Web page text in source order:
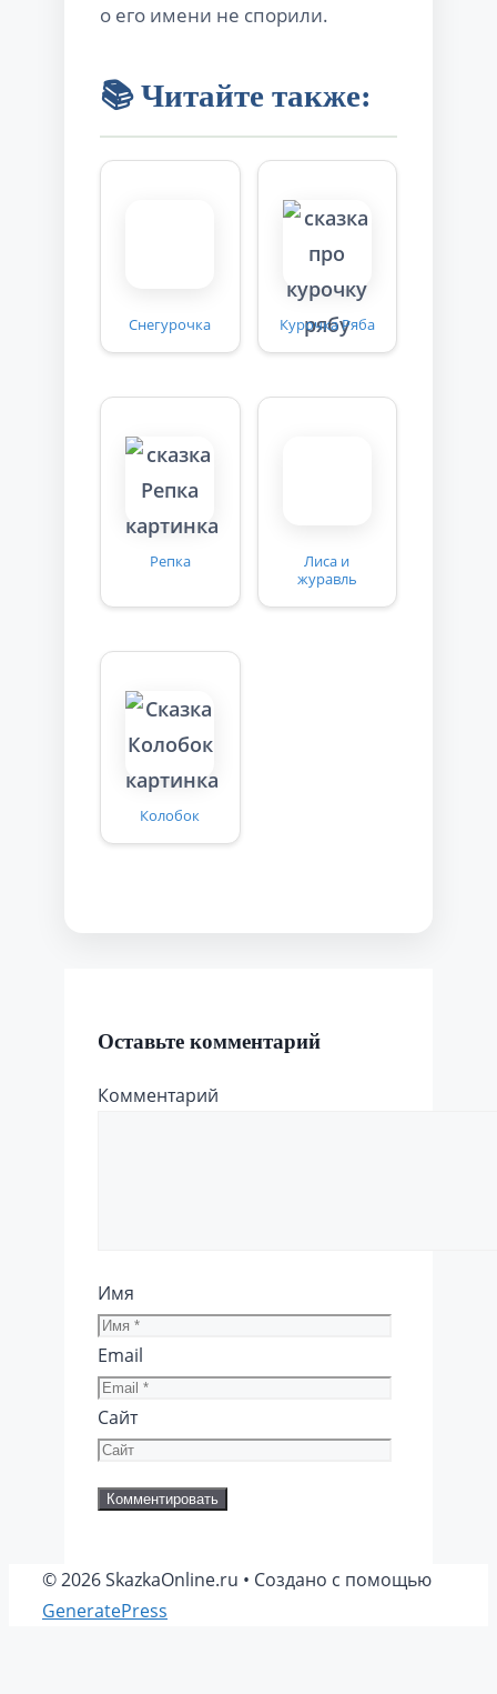
о его имени не спорили.
📚 Читайте также:
Снегурочка Курочка Ряба
Репка
Лиса и
журавль
Колобок
Оставьте комментарий
Комментарий
Имя
Email
Сайт
© 2026 SkazkaOnline.ru • Создано с помощью
GeneratePress